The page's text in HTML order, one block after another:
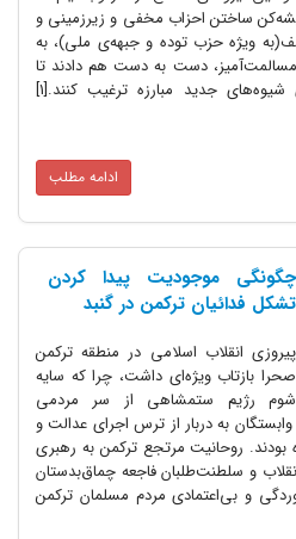
ریشه‌کن ساختن احزاب مخفی و زیرزمینی و
ویژه حزب توده و جبهه‌ی ملی)، به
دست به دست هم دادند تا
مخالفان جوان را به جستجوی شیوه‌های جدید مبارزه ترغیب کنند.[1]
ادامه مطلب
موجودیت پیدا کردن
فدائیان ترکمن در گنبد
انقلاب اسلامی در منطقه ترکمن
بازتاب ویژه‌ای داشت، چرا که سایه
رژیم ستمشاهی از سر مردمی
به دربار از ترس اجرای عدالت و
روحانیت مرتجع ترکمن به رهبری
و سلطنت‌طلبان فاجعه چماق‌بدستان
و بی‌اعتمادی مردم مسلمان ترکمن